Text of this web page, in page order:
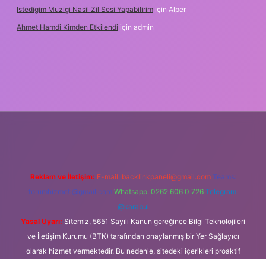
Istedigim Muzigi Nasil Zil Sesi Yapabilirim için Alper
Ahmet Hamdi Kimden Etkilendi için admin
Reklam ve İletişim: E-mail: backlinkpaneli@gmail.com Teams:
forumhizmeti@gmail.com Whatsapp: 0262 606 0 726 Telegram:
@karabul
Yasal Uyarı: Sitemiz, 5651 Sayılı Kanun gereğince Bilgi Teknolojileri
ve İletişim Kurumu (BTK) tarafından onaylanmış bir Yer Sağlayıcı
olarak hizmet vermektedir. Bu nedenle, sitedeki içerikleri proaktif